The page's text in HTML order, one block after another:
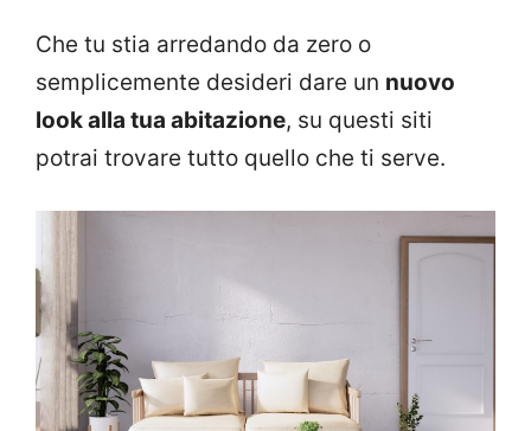
Che tu stia arredando da zero o
semplicemente desideri dare un nuovo
look alla tua abitazione, su questi siti
potrai trovare tutto quello che ti serve.